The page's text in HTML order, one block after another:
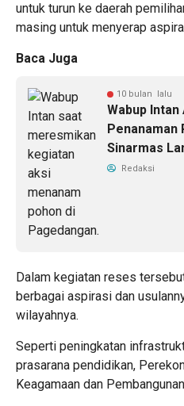
untuk turun ke daerah
masing untuk menyerap
Baca Juga
10 bulan lalu
Wabup
Penanaman
Sinarmas
Redaksi
Dalam kegiatan reses
berbagai aspirasi dan
wilayahnya.
Seperti peningkatan
prasarana pendidikan,
Keagamaan dan